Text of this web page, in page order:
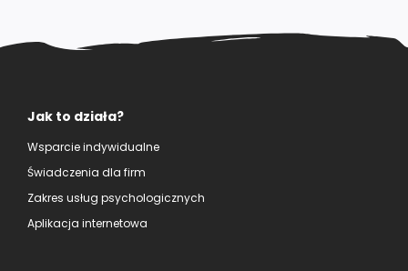
Jak to działa?
Wsparcie indywidualne
Świadczenia dla firm
Zakres usług psychologicznych
Aplikacja internetowa